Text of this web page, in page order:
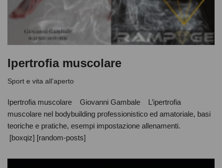
Ipertrofia muscolare
Sport e vita all’aperto
Ipertrofia muscolare Giovanni Gambale L’ipertrofia
muscolare nel bodybuilding professionistico ed amatoriale, basi
teoriche e pratiche, esempi impostazione allenamenti.
[boxqiz] [random-posts]